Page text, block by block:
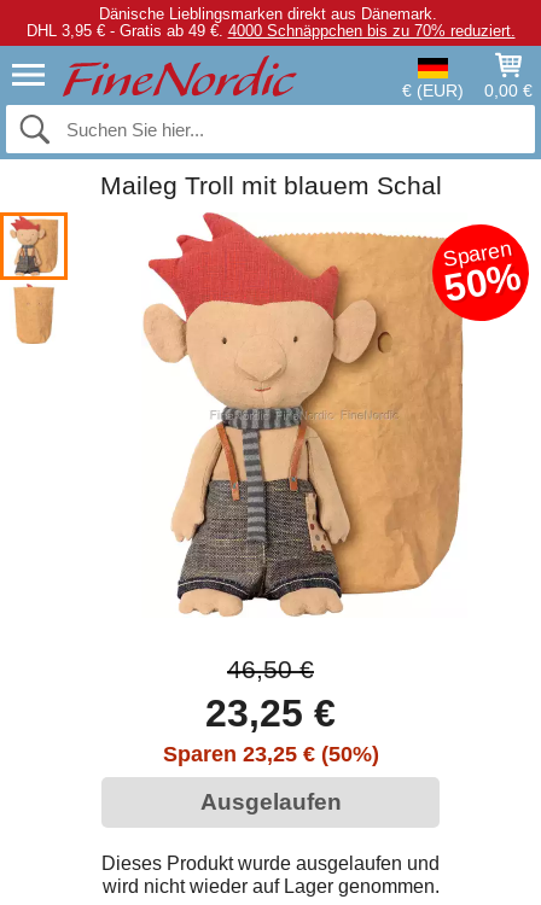
Dänische Lieblingsmarken direkt aus Dänemark.
DHL 3,95 € - Gratis ab 49 €. 4000 Schnäppchen bis zu 70% reduziert.
€ (EUR) 0,00 €
Maileg Troll mit blauem Schal
Sparen
50%
46,50 €
23,25 €
Sparen 23,25 € (50%)
Ausgelaufen
Dieses Produkt wurde ausgelaufen und
wird nicht wieder auf Lager genommen.